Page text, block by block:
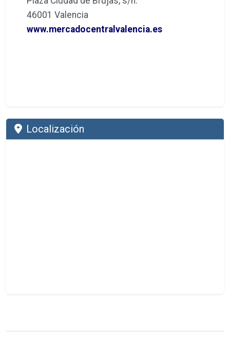
46001 Valencia
www.mercadocentralvalencia.es
Localización